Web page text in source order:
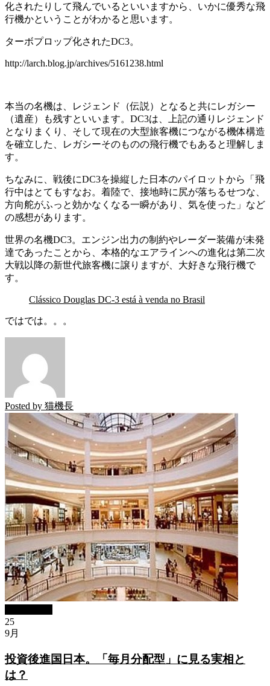
化されたりして飛んでいるといいますから、いかに優秀な飛
行機かということがわかると思います。
ターボプロップ化されたDC3。
http://larch.blog.jp/archives/5161238.html
本当の名機は、レジェンド（伝説）となると共にレガシー
（遺産）も残すといいます。DC3は、上記の通りレジェンド
となりまくり、そして現在の大型旅客機につながる機体構造
を確立した、レガシーそのものの飛行機でもあると理解しま
す。
ちなみに、戦後にDC3を操縦した日本のパイロットから「飛
行中はとてもすなお。着陸で、接地時に尻が落ちるせつな、
方向舵がふっと効かなくなる一瞬があり、気を使った」など
の感想があります。
世界の名機DC3。エンジン出力の制約やレーダー装備が未発
達であったことから、本格的なエアラインへの進化は第二次
大戦以降の新世代旅客機に譲りますが、大好きな飛行機で
す。
Clássico Douglas DC-3 está à venda no Brasil
ではでは。。。
Posted by 猫機長
25
9月
投資後進国日本。「毎月分配型」に見る実相と
は？